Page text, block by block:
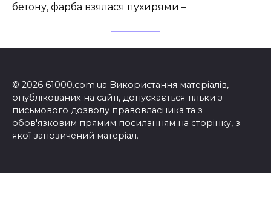
бетону, фарба взялася пухирями –
© 2026 61000.com.ua Використання матеріалів,
опублікованих на сайті, допускається тільки з
письмового дозволу правовласника та з
обов'язковим прямим посиланням на сторінку, з
якої запозичений матеріал.